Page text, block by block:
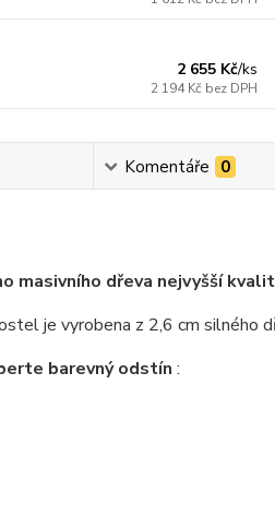
2 655 Kč/ks
2 194 Kč bez DPH
Komentáře 0
masivního dřeva nejvyšší
je vyrobena z 2,6 cm silného
barevný odstín :